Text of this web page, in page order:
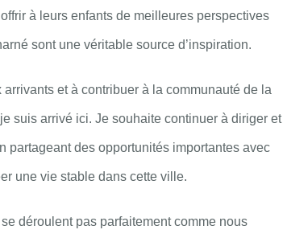
à leurs enfants de meilleures perspectives
sont une véritable source d’inspiration.
et à contribuer à la communauté de la
suis arrivé ici. Je souhaite continuer à diriger et
partageant des opportunités importantes avec
une vie stable dans cette ville.
déroulent pas parfaitement comme nous